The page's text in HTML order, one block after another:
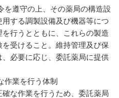
を遵守の上、その薬局の構造設
する調製設備及び機器等につ
行うとともに、これらの製造
受けること。維持管理及び保
必要に応じ、委託薬局に提供
業を行う体制
な作業を行うため、委託薬局